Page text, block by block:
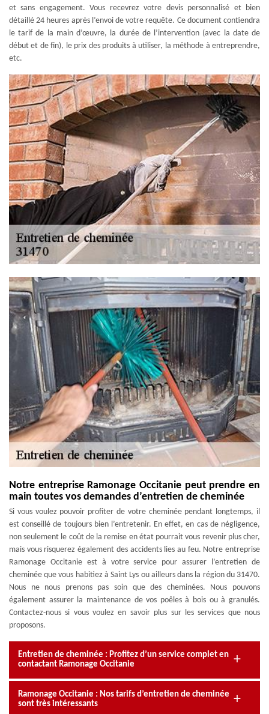
et sans engagement. Vous recevrez votre devis personnalisé et bien
détaillé 24 heures après l’envoi de votre requête. Ce document contiendra
le tarif de la main d’œuvre, la durée de l’intervention (avec la date de
début et de fin), le prix des produits à utiliser, la méthode à entreprendre,
etc.
Notre entreprise Ramonage Occitanie peut prendre en
main toutes vos demandes d’entretien de cheminée
Si vous voulez pouvoir profiter de votre cheminée pendant longtemps, il
est conseillé de toujours bien l’entretenir. En effet, en cas de négligence,
non seulement le coût de la remise en état pourrait vous revenir plus cher,
mais vous risquerez également des accidents lies au feu. Notre entreprise
Ramonage Occitanie est à votre service pour assurer l’entretien de
cheminée que vous habitiez à Saint Lys ou ailleurs dans la région du 31470.
Nous ne nous prenons pas soin que des cheminées. Nous pouvons
également assurer la maintenance de vos poêles à bois ou à granulés.
Contactez-nous si vous voulez en savoir plus sur les services que nous
proposons.
Entretien de cheminée : Profitez d’un service complet en
contactant Ramonage Occitanie
Ramonage Occitanie : Nos tarifs d’entretien de cheminée
sont très intéressants